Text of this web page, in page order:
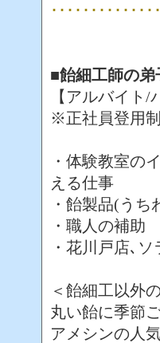
････････････
■飴細工師の弟
【アルバイト
※正社員登用
・体験教室の
える仕事
・飴製品(う
・職人の補助
・花川戸店､
＜飴細工以外
丸い飴に季節
アメシンの人